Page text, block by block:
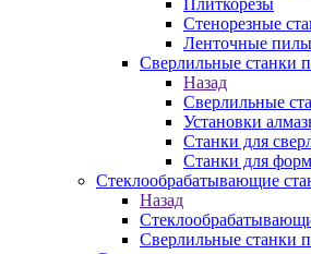
Плиткорезы
Стенорезные
Ленточные пилы
Сверлильные станки
Назад
Сверлильные
Установки
Станки для
Станки для
Стеклообрабатывающие
Назад
Сверлильные станки